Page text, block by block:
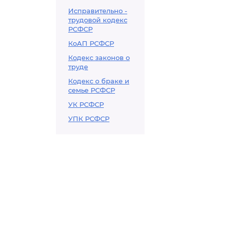
Исправительно -
трудовой кодекс
РСФСР
КоАП РСФСР
Кодекс законов о
труде
Кодекс о браке и
семье РСФСР
УК РСФСР
УПК РСФСР